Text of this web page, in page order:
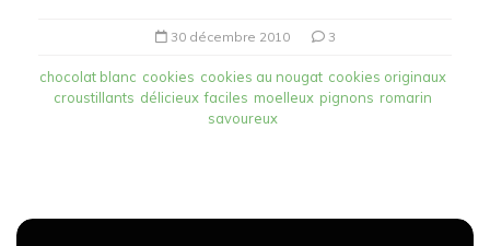
30 décembre 2010 3
chocolat blanc cookies cookies au nougat cookies originaux
croustillants délicieux faciles moelleux pignons romarin
savoureux